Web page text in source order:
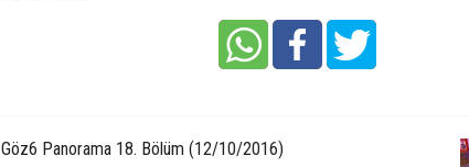
Göz6 Panorama 18. Bölüm (12/10/2016)